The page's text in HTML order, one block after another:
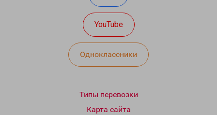
YouTube
Одноклассники
Типы перевозки
Карта сайта